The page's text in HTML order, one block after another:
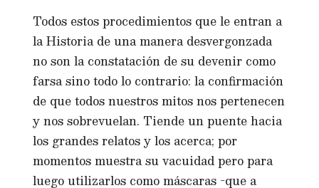
Todos estos procedimientos que le entran a
la Historia de una manera desvergonzada
no son la constatación de su devenir como
farsa sino todo lo contrario: la confirmación
de que todos nuestros mitos nos pertenecen
y nos sobrevuelan. Tiende un puente hacia
los grandes relatos y los acerca; por
momentos muestra su vacuidad pero para
luego utilizarlos como máscaras -que a